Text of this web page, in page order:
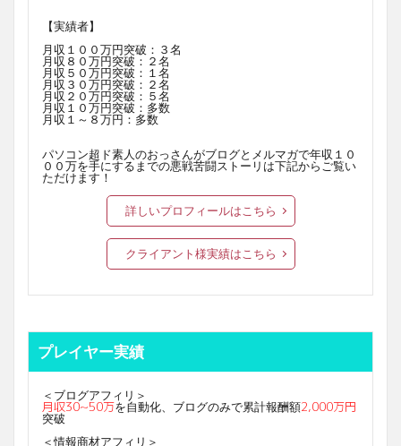
【実績者】
月収１００万円突破：３名
月収８０万円突破：２名
月収５０万円突破：１名
月収３０万円突破：２名
月収２０万円突破：５名
月収１０万円突破：多数
月収１～８万円：多数
パソコン超ド素人のおっさんがブログとメルマガで年収１０
００万を手にするまでの悪戦苦闘ストーリは下記からご覧い
ただけます！
詳しいプロフィールはこちら
クライアント様実績はこちら
プレイヤー実績
＜ブログアフィリ＞
月収30~50万を自動化、ブログのみで累計報酬額2,000万円
突破
＜情報商材アフィリ＞